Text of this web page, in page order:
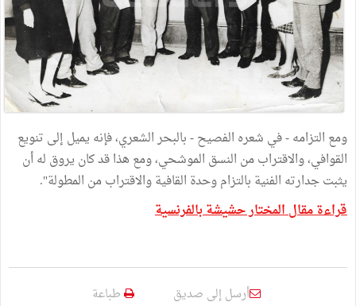
ومع التزامه - في شعره الفصيح - بالبحر الشعري، فإنه يميل إلى تنويع
القوافي، والاقتراب من النسق الموشحي، ومع هذا قد كان يروق له أن
يثبت جدارته الفنية بالتزام وحدة القافية والاقتراب من المطولة".
قراءة مقال المختار حشيشة بالفرنسية
أرسل إلى صديق طباعة